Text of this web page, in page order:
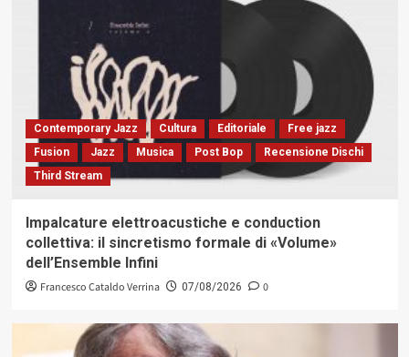
Contemporary Jazz Cultura Editoriale
Free jazz
Fusion
Jazz Musica Post Bop
Recensione Dischi
Third Stream
Impalcature elettroacustiche e conduction
collettiva: il sincretismo formale di «Volume»
dell’Ensemble Infini
Francesco Cataldo Verrina 07/08/2026 0